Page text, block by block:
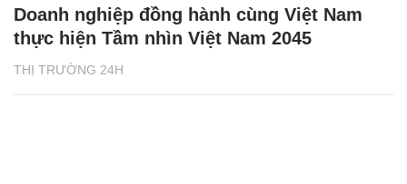
THỊ TRƯỜNG 24H
Doanh nghiệp đồng hành cùng Việt Nam
thực hiện Tầm nhìn Việt Nam 2045